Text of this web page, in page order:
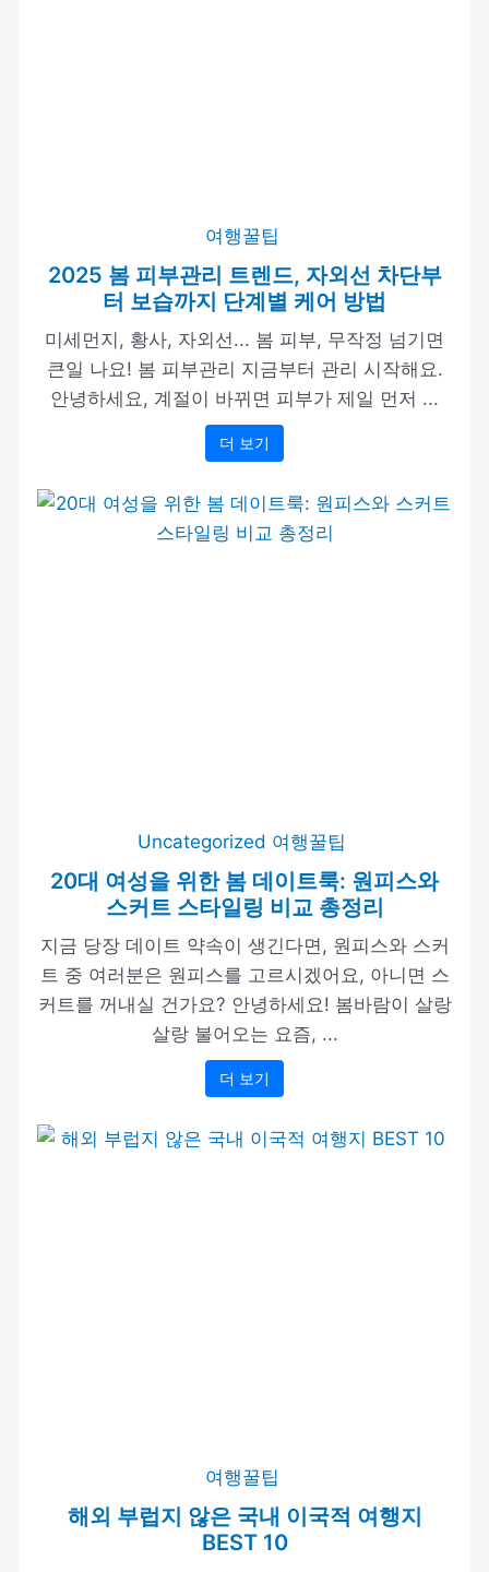
여행꿀팁
2025 봄 피부관리 트렌드, 자외선 차단부
터 보습까지 단계별 케어 방법
미세먼지, 황사, 자외선... 봄 피부, 무작정 넘기면
큰일 나요! 봄 피부관리 지금부터 관리 시작해요.
안녕하세요, 계절이 바뀌면 피부가 제일 먼저 ...
더 보기
Uncategorized 여행꿀팁
20대 여성을 위한 봄 데이트룩: 원피스와
스커트 스타일링 비교 총정리
지금 당장 데이트 약속이 생긴다면, 원피스와 스커
트 중 여러분은 원피스를 고르시겠어요, 아니면 스
커트를 꺼내실 건가요? 안녕하세요! 봄바람이 살랑
살랑 불어오는 요즘, ...
더 보기
여행꿀팁
해외 부럽지 않은 국내 이국적 여행지
BEST 10